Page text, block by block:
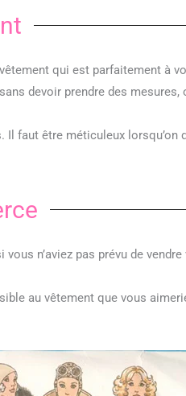
qui est parfaitement à
devoir prendre des mesures,
faut être méticuleux lorsqu’on
vous n’aviez pas prévu de
au vêtement que vous